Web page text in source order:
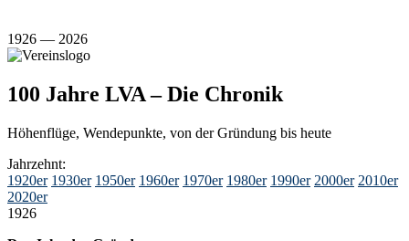
1926 — 2026
100 Jahre LVA – Die Chronik
Höhenflüge, Wendepunkte, von der Gründung bis heute
Jahrzehnt:
1920er 1930er 1950er 1960er 1970er 1980er 1990er 2000er 2010er
2020er
1926